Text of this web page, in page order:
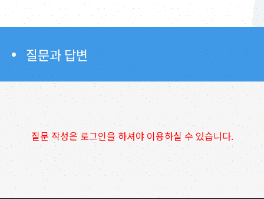
질문과 답변
질문 작성은 로그인을 하셔야 이용하실 수 있습니다.